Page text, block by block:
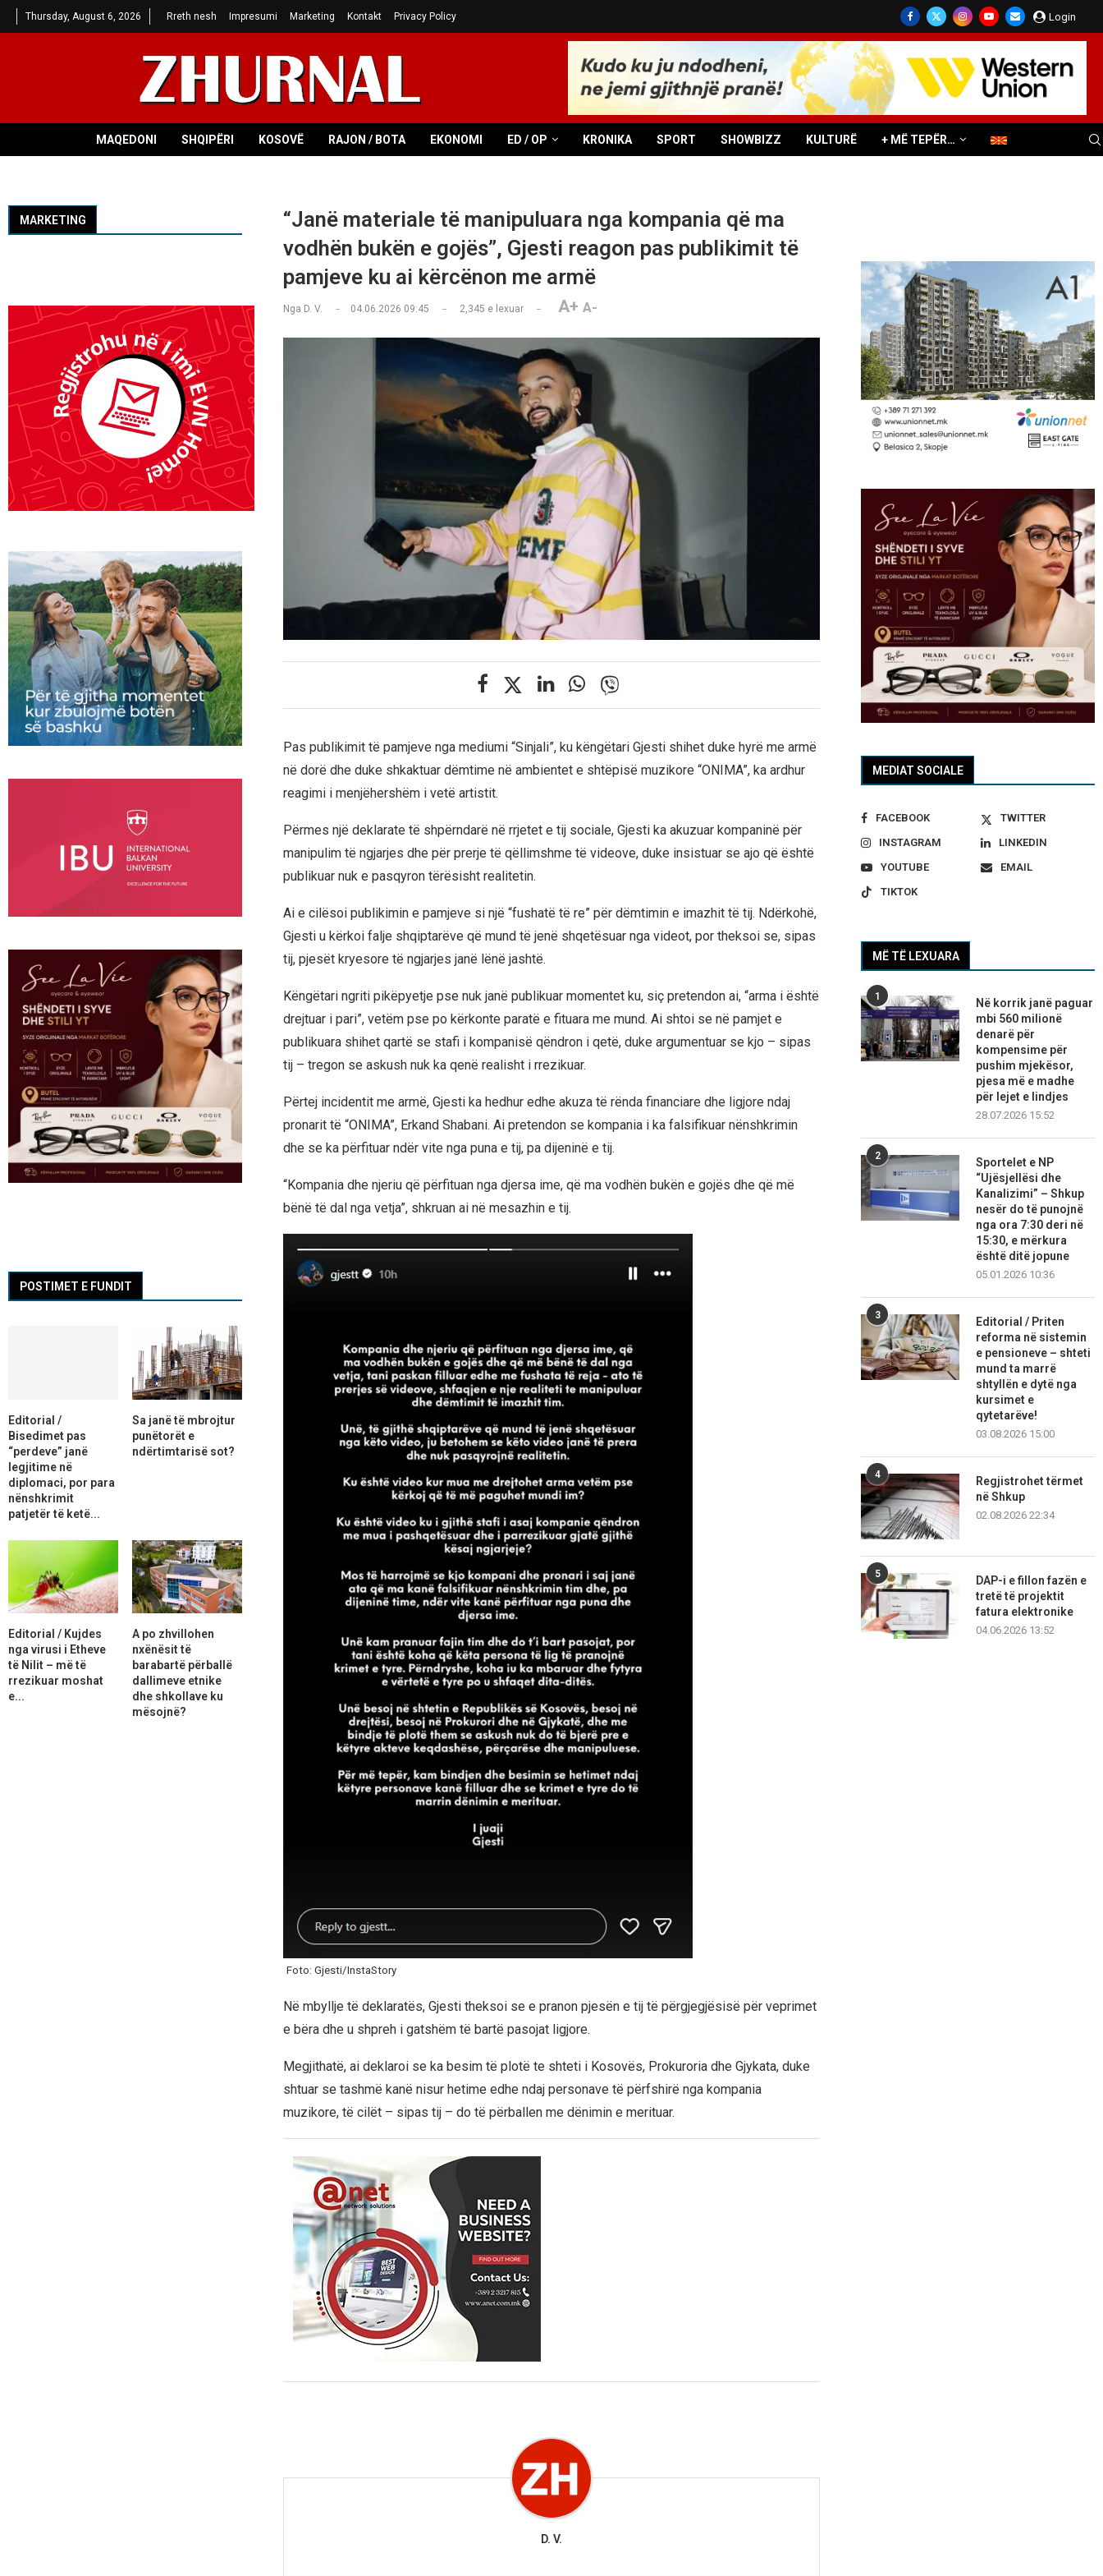
Thursday, August 6, 2026 Rreth nesh Impresumi Marketing Kontakt Privacy Policy Login
MAQEDONI SHQIPËRI KOSOVË RAJON / BOTA EKONOMI ED / OP KRONIKA SPORT SHOWBIZZ KULTURË + MË TEPËR…
“Janë materiale të manipuluara nga kompania që ma
vodhën bukën e gojës”, Gjesti reagon pas publikimit të
pamjeve ku ai kërcënon me armë
Nga D. V. 04.06.2026 09:45 2,345 e lexuar A+ A-
Pas publikimit të pamjeve nga mediumi “Sinjali”, ku këngëtari Gjesti shihet duke hyrë me armë
në dorë dhe duke shkaktuar dëmtime në ambientet e shtëpisë muzikore “ONIMA”, ka ardhur
reagimi i menjëhershëm i vetë artistit.
Përmes një deklarate të shpërndarë në rrjetet e tij sociale, Gjesti ka akuzuar kompaninë për
manipulim të ngjarjes dhe për prerje të qëllimshme të videove, duke insistuar se ajo që është
publikuar nuk e pasqyron tërësisht realitetin.
Ai e cilësoi publikimin e pamjeve si një “fushatë të re” për dëmtimin e imazhit të tij. Ndërkohë,
Gjesti u kërkoi falje shqiptarëve që mund të jenë shqetësuar nga videot, por theksoi se, sipas
tij, pjesët kryesore të ngjarjes janë lënë jashtë.
Këngëtari ngriti pikëpyetje pse nuk janë publikuar momentet ku, siç pretendon ai, “arma i është
drejtuar i pari”, vetëm pse po kërkonte paratë e fituara me mund. Ai shtoi se në pamjet e
publikuara shihet qartë se stafi i kompanisë qëndron i qetë, duke argumentuar se kjo – sipas
tij – tregon se askush nuk ka qenë realisht i rrezikuar.
Përtej incidentit me armë, Gjesti ka hedhur edhe akuza të rënda financiare dhe ligjore ndaj
pronarit të “ONIMA”, Erkand Shabani. Ai pretendon se kompania i ka falsifikuar nënshkrimin
dhe se ka përfituar ndër vite nga puna e tij, pa dijeninë e tij.
“Kompania dhe njeriu që përfituan nga djersa ime, që ma vodhën bukën e gojës dhe që më
bënë të dal nga vetja”, shkruan ai në mesazhin e tij.
Foto: Gjesti/InstaStory
Në mbyllje të deklaratës, Gjesti theksoi se e pranon pjesën e tij të përgjegjësisë për veprimet
e bëra dhe u shpreh i gatshëm të bartë pasojat ligjore.
Megjithatë, ai deklaroi se ka besim të plotë te shteti i Kosovës, Prokuroria dhe Gjykata, duke
shtuar se tashmë kanë nisur hetime edhe ndaj personave të përfshirë nga kompania
muzikore, të cilët – sipas tij – do të përballen me dënimin e merituar.
D. V.
MEDIAT SOCIALE
FACEBOOK
TWITTER
INSTAGRAM
LINKEDIN
YOUTUBE
EMAIL
TIKTOK
MË TË LEXUARA
1
Në korrik janë paguar
mbi 560 milionë
denarë për
kompensime për
pushim mjekësor,
pjesa më e madhe
për lejet e lindjes
28.07.2026 15:52
2
Sportelet e NP
“Ujësjellësi dhe
Kanalizimi” – Shkup
nesër do të punojnë
nga ora 7:30 deri në
15:30, e mërkura
është ditë jopune
05.01.2026 10:36
3
Editorial / Priten
reforma në sistemin
e pensioneve – shteti
mund ta marrë
shtyllën e dytë nga
kursimet e
qytetarëve!
03.08.2026 15:00
4
Regjistrohet tërmet
në Shkup
02.08.2026 22:34
5
DAP-i e fillon fazën e
tretë të projektit
fatura elektronike
04.06.2026 13:52
MARKETING
POSTIMET E FUNDIT
Editorial /
Bisedimet pas
“perdeve” janë
legjitime në
diplomaci, por para
nënshkrimit
patjetër të ketë...
Sa janë të mbrojtur
punëtorët e
ndërtimtarisë sot?
Editorial / Kujdes
nga virusi i Etheve
të Nilit – më të
rrezikuar moshat
e...
A po zhvillohen
nxënësit të
barabartë përballë
dallimeve etnike
dhe shkollave ku
mësojnë?